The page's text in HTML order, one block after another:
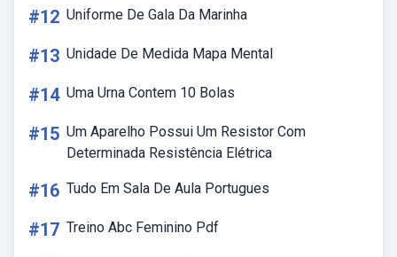
#12 Uniforme De Gala Da Marinha
#13 Unidade De Medida Mapa Mental
#14 Uma Urna Contem 10 Bolas
#15 Um Aparelho Possui Um Resistor Com
Determinada Resistência Elétrica
#16 Tudo Em Sala De Aula Portugues
#17 Treino Abc Feminino Pdf